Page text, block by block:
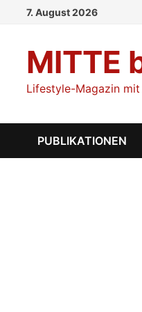
7. August 2026
MITTE
Lifestyle-Magazin
PUBLIKATIONEN